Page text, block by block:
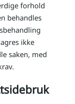
forhold
behandles
ikke
saken, med